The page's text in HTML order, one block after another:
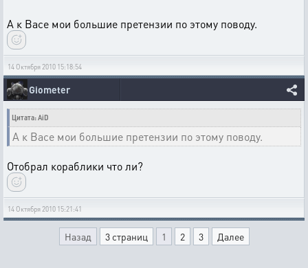
А к Васе мои большие претензии по этому поводу.
14 Октября 2010 15:18:54
Giometer
Цитата: AiD
А к Васе мои большие претензии по этому поводу.
Отобрал кораблики что ли?
14 Октября 2010 15:21:41
Назад 3 страниц 1 2 3 Далее